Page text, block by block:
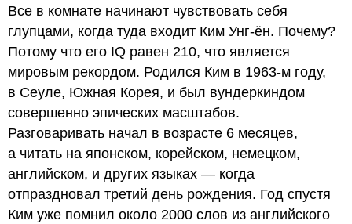
Все в комнате начинают чувствовать себя
глупцами, когда туда входит Ким Унг-ён. Почему?
Потому что его IQ равен 210, что является
мировым рекордом. Родился Ким в 1963-м году,
в Сеуле, Южная Корея, и был вундеркиндом
совершенно эпических масштабов.
Разговаривать начал в возрасте 6 месяцев,
а читать на японском, корейском, немецком,
английском, и других языках — когда
отпраздновал третий день рождения. Год спустя
Ким уже помнил около 2000 слов из английского